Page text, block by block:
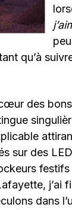
qu’à
des
sur des
j’ai
dans